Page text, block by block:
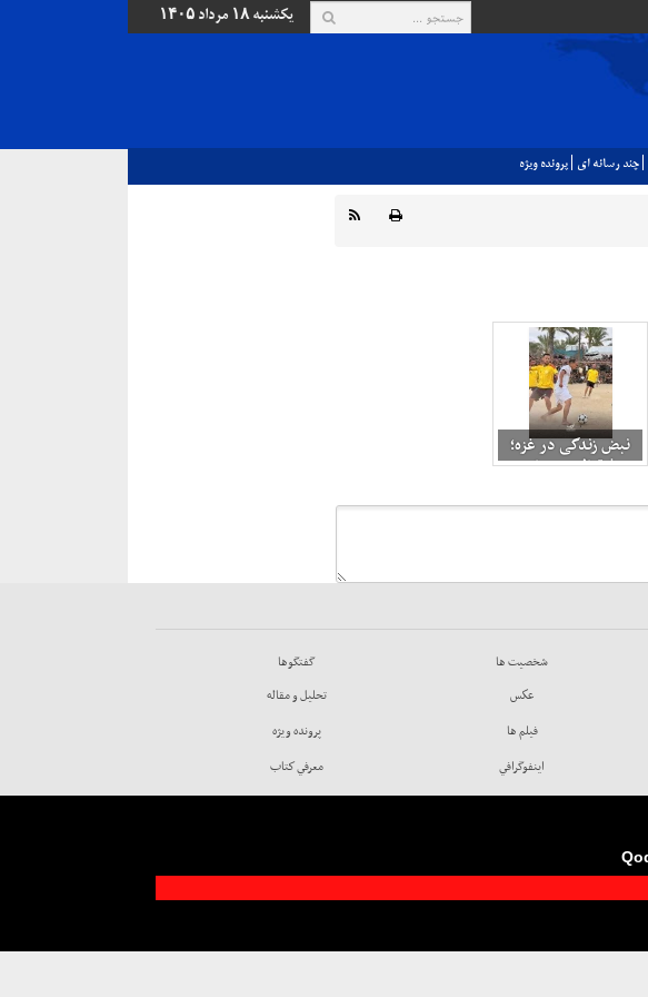
یکشنبه ۱۸ مرداد ۱۴۰۵
چند رسانه اي پرونده ويژه
نبض زندگی در غزه؛
فوتبال در میان
شخصيت ها
عكس
فيلم ها
اينفوگرافي
گفتگوها
تحليل و مقاله
پرونده ويژه
معرفي كتاب